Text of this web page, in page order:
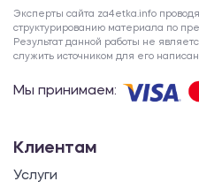
Эксперты сайта za4etka.info
структурированию материала по
Результат данной работы не
служить источником для его
Мы принимаем:
Клиентам
Услуги